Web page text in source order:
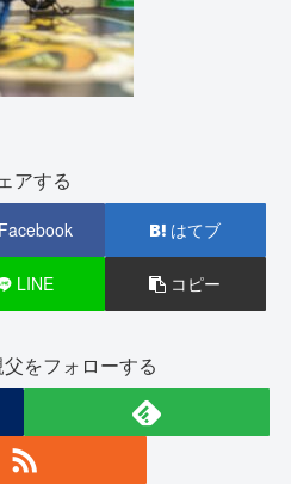
アする
Facebook はてブ
LINE コピー
をフォローする